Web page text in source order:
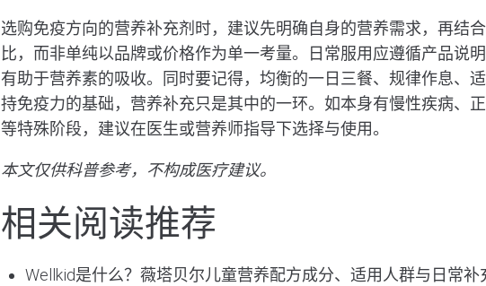
选购免疫方向的营养补充剂时，建议先明确自身的营养需求，再结
比，而非单纯以品牌或价格作为单一考量。日常服用应遵循产品说
有助于营养素的吸收。同时要记得，均衡的一日三餐、规律作息、
持免疫力的基础，营养补充只是其中的一环。如本身有慢性疾病、
等特殊阶段，建议在医生或营养师指导下选择与使用。
本文仅供科普参考，不构成医疗建议。
相关阅读推荐
Wellkid是什么？薇塔贝尔儿童营养配方成分、适用人群与日常补